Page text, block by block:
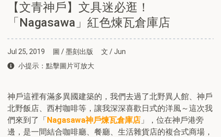
【文青神戶】文具迷必逛！
「Nagasawa」紅色煉瓦倉庫店
Jul 25, 2019 圖 / 墨刻出版
文 / Jun
小提示：點擊圖片可放大
神戶這裡有滿多異國建築的，我們去過了北野異人館、神戶
北野飯店、西村咖啡等，讓我深深喜歡日式的洋風～這次我
們來到了「Nagasawa神戶煉瓦倉庫店 」，位在神戶港旁
邊，是一間結合咖啡廳、餐廳、生活雜貨店的複合式商場，